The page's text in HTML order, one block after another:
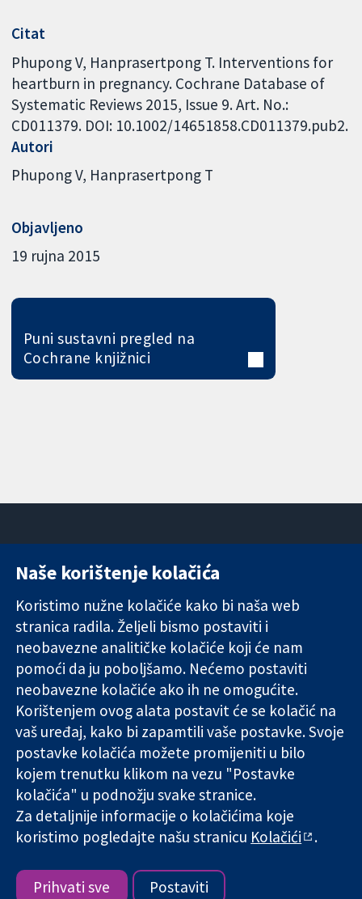
Citat
Phupong V, Hanprasertpong T. Interventions for
heartburn in pregnancy. Cochrane Database of
Systematic Reviews 2015, Issue 9. Art. No.:
CD011379. DOI: 10.1002/14651858.CD011379.pub2.
Autori
Phupong V Hanprasertpong T
Objavljeno
19 rujna 2015
Puni sustavni pregled na
Cochrane knjižnici
Pouzdani dokazi.
Utemeljeni
dokazi.
Bolje zdravlje.
11-13 Cavendish
London
W1G 0AN
Ujedinjeno
Kraljevstvo
Novosti
medije
O nama
Poslovi
Cochrane
Library
The Cochrane Collaboration is a charity (no. 1045921) and a
company limited by guarantee (no. 03044323) registered in
England & Wales. VAT registration number GB 718 2127 49.
Copyright © 2026 The Cochrane Collaboration
Uvjeti korištenja|Odricanje od odgovornosti
Politika kolačića|Postavke kolačića
Naše korištenje kolačića
Koristimo nužne kolačiće kako bi naša web
stranica radila. Željeli bismo postaviti i
neobavezne analitičke kolačiće koji će nam
pomoći da ju poboljšamo. Nećemo postaviti
neobavezne kolačiće ako ih ne omogućite.
Korištenjem ovog alata postavit će se kolačić na
vaš uređaj, kako bi zapamtili vaše postavke. Svoje
postavke kolačića možete promijeniti u bilo
kojem trenutku klikom na vezu "Postavke
kolačića" u podnožju svake stranice.
Za detaljnije informacije o kolačićima koje
koristimo pogledajte našu stranicu Kolačići .
Prihvati sve Postaviti